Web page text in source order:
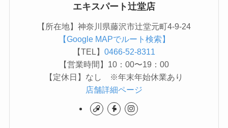
エキスパート辻堂店
【所在地】神奈川県藤沢市辻堂元町4-9-24
【Google MAPでルート検索】
【TEL】 0466-52-8311
【営業時間】10：00〜19：00
【定休日】なし ※年末年始休業あり
店舗詳細ページ